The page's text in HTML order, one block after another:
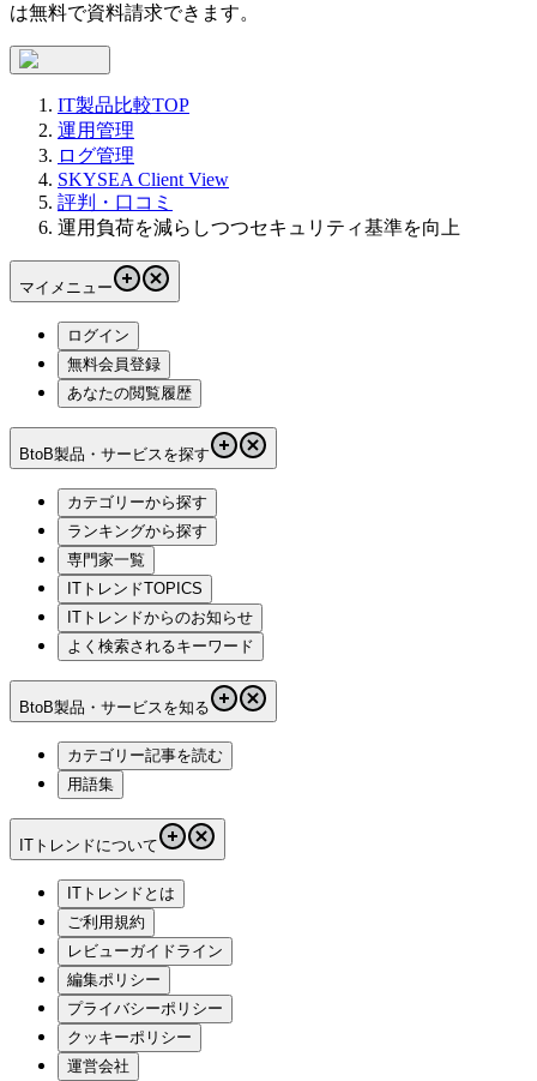
は無料で資料請求できます。
IT製品比較TOP
運用管理
ログ管理
SKYSEA Client View
評判・口コミ
運用負荷を減らしつつセキュリティ基準を向上
マイメニュー
ログイン
無料会員登録
あなたの閲覧履歴
BtoB製品・サービスを探す
カテゴリーから探す
ランキングから探す
専門家一覧
ITトレンドTOPICS
ITトレンドからのお知らせ
よく検索されるキーワード
BtoB製品・サービスを知る
カテゴリー記事を読む
用語集
ITトレンドについて
ITトレンドとは
ご利用規約
レビューガイドライン
編集ポリシー
プライバシーポリシー
クッキーポリシー
運営会社